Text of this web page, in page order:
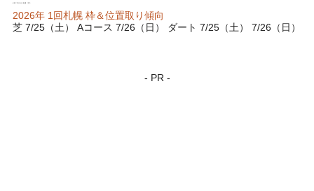
2026年 1回札幌 枠＆位置取り傾向
芝 7/25（土） Aコース 7/26（日） ダート 7/25（土） 7/26（日）
- PR -